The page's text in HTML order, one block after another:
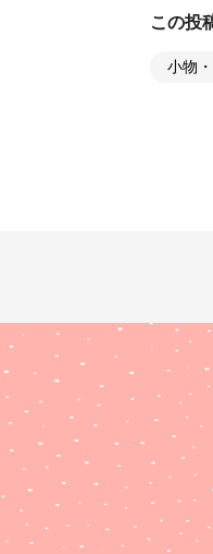
この投
小物